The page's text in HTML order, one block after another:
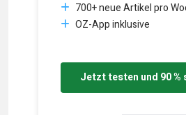
700+ neue Artikel pro
OZ-App inklusive
Jetzt testen und 90 %